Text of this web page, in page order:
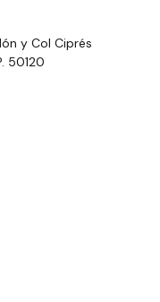
y Col Ciprés
50120